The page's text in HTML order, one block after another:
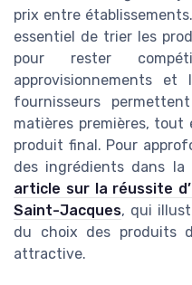
prix entre
essentiel de trier les
pour rester
approvisionnements
fournisseurs
matières premières,
produit final. Pour
des ingrédients dans la
article sur la réussite
Saint-Jacques, qui
du choix des produits
attractive.